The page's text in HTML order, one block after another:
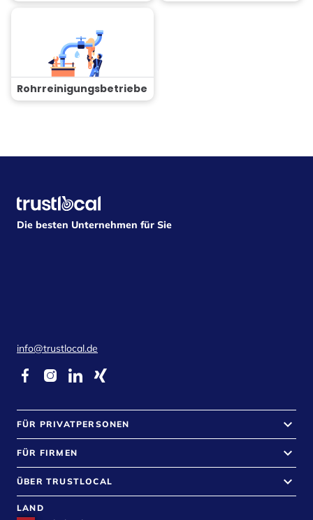
Rohrreinigungsbetriebe
Die besten Unternehmen für Sie
info@trustlocal.de
FÜR PRIVATPERSONEN keyboard_arrow_down
FÜR FIRMEN keyboard_arrow_down
ÜBER TRUSTLOCAL keyboard_arrow_down
LAND